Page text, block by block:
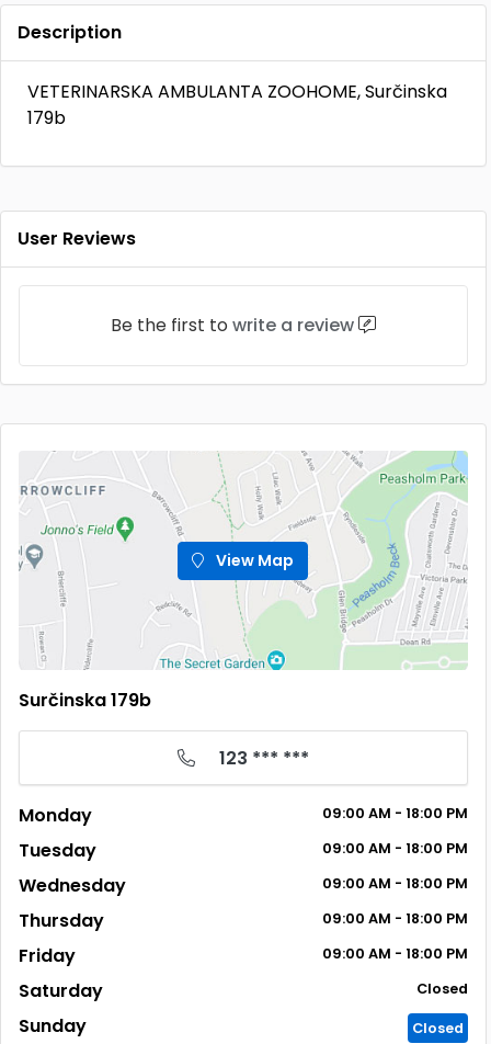
Description
VETERINARSKA AMBULANTA ZOOHOME, Surčinska
179b
User Reviews
Be the first to write a review
View Map
Surčinska 179b
123 *** ***
Monday 09:00 AM - 18:00 PM
Tuesday 09:00 AM - 18:00 PM
Wednesday 09:00 AM - 18:00 PM
Thursday 09:00 AM - 18:00 PM
Friday 09:00 AM - 18:00 PM
Saturday Closed
Sunday Closed